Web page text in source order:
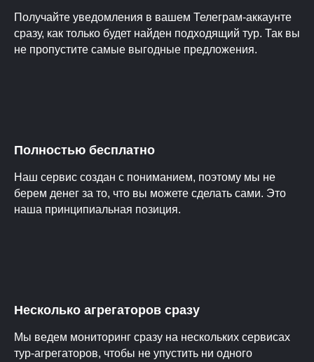
Получайте уведомления в вашем Телеграм-аккаунте
сразу, как только будет найден подходящий тур. Так вы
не пропустите самые выгодные предложения.
Полностью бесплатно
Наш сервис создан с пониманием, поэтому мы не
берем денег за то, что вы можете сделать сами. Это
наша принципиальная позиция.
Несколько агрегаторов сразу
Мы ведем мониторинг сразу на нескольких сервисах
тур-агрегаторов, чтобы не упустить ни одного